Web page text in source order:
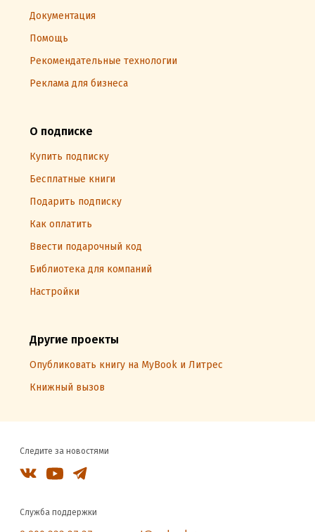
Документация
Помощь
Рекомендательные технологии
Реклама для бизнеса
О подписке
Купить подписку
Бесплатные книги
Подарить подписку
Как оплатить
Ввести подарочный код
Библиотека для компаний
Настройки
Другие проекты
Опубликовать книгу на MyBook и Литрес
Книжный вызов
Следите за новостями
Служба поддержки